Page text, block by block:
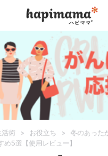
活術 > お役立ち >
冬のあった
5選【使用レビュー】